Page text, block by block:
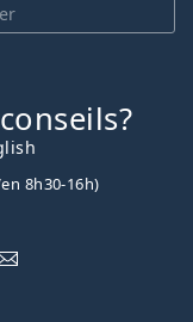
8h30-16h)